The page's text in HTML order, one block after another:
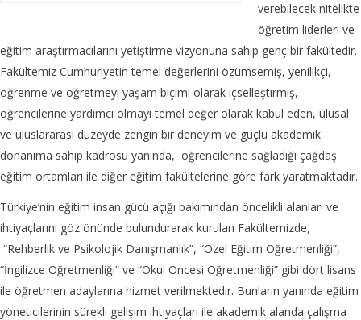
verebilecek nitelikte
öğretim liderleri ve
eğitim araştırmacılarını yetiştirme vizyonuna sahip genç bir fakültedir.
Fakültemiz Cumhuriyetin temel değerlerini özümsemiş, yenilikçi,
öğrenme ve öğretmeyi yaşam biçimi olarak içselleştirmiş,
öğrencilerine yardımcı olmayı temel değer olarak kabul eden, ulusal
ve uluslararası düzeyde zengin bir deneyim ve güçlü akademik
donanıma sahip kadrosu yanında, öğrencilerine sağladığı çağdaş
eğitim ortamları ile diğer eğitim fakültelerine göre fark yaratmaktadır.
Türkiye’nin eğitim insan gücü açığı bakımından öncelikli alanları ve
ihtiyaçlarını göz önünde bulundurarak kurulan Fakültemizde,
“Rehberlik ve Psikolojik Danışmanlık”, “Özel Eğitim Öğretmenliği”,
“İngilizce Öğretmenliği” ve “Okul Öncesi Öğretmenliği” gibi dört lisans
ile öğretmen adaylarına hizmet verilmektedir. Bunların yanında eğitim
yöneticilerinin sürekli gelişim ihtiyaçları ile akademik alanda çalışma